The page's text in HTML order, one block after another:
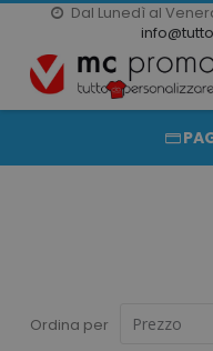
Dal Lunedì al
Salta
al
contenutoPRODOTTI
Ordina per